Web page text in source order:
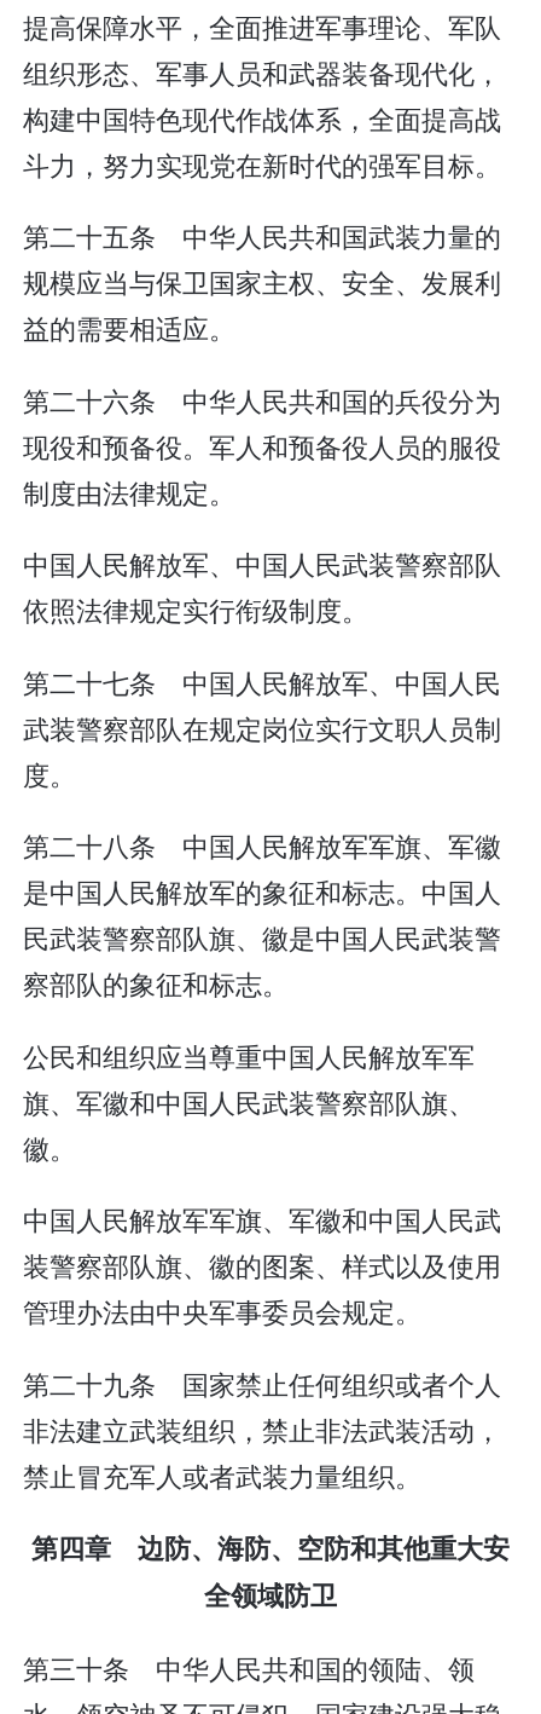
提高保障水平，全面推进军事理论、军队
组织形态、军事人员和武器装备现代化，
构建中国特色现代作战体系，全面提高战
斗力，努力实现党在新时代的强军目标。
第二十五条 中华人民共和国武装力量的
规模应当与保卫国家主权、安全、发展利
益的需要相适应。
第二十六条 中华人民共和国的兵役分为
现役和预备役。军人和预备役人员的服役
制度由法律规定。
中国人民解放军、中国人民武装警察部队
依照法律规定实行衔级制度。
第二十七条 中国人民解放军、中国人民
武装警察部队在规定岗位实行文职人员制
度。
第二十八条 中国人民解放军军旗、军徽
是中国人民解放军的象征和标志。中国人
民武装警察部队旗、徽是中国人民武装警
察部队的象征和标志。
公民和组织应当尊重中国人民解放军军
旗、军徽和中国人民武装警察部队旗、
徽。
中国人民解放军军旗、军徽和中国人民武
装警察部队旗、徽的图案、样式以及使用
管理办法由中央军事委员会规定。
第二十九条 国家禁止任何组织或者个人
非法建立武装组织，禁止非法武装活动，
禁止冒充军人或者武装力量组织。
第四章 边防、海防、空防和其他重大安
全领域防卫
第三十条 中华人民共和国的领陆、领